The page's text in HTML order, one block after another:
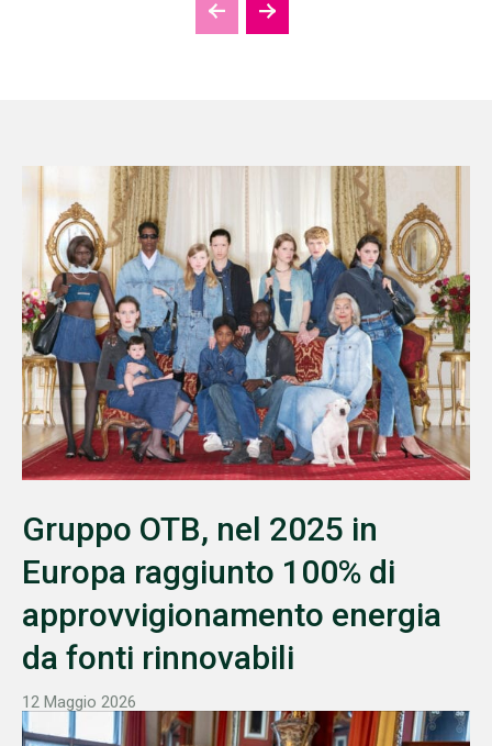
Gruppo OTB, nel 2025 in
Europa raggiunto 100% di
approvvigionamento energia
da fonti rinnovabili
12 Maggio 2026